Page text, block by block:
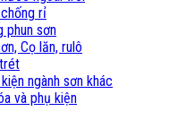
rỉ
phun sơn
Cọ lăn, rulô
ngành sơn khác
và phụ kiện